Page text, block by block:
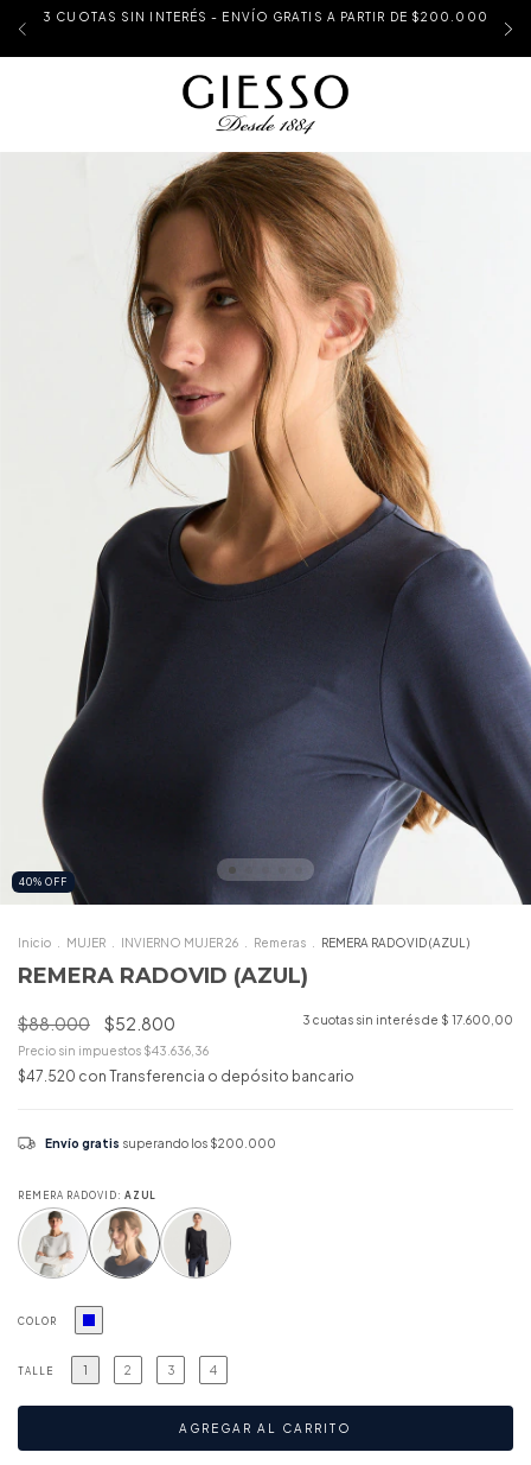
3 CUOTAS SIN INTERÉS - ENVÍO GRATIS A PARTIR DE $200.000
40% OFF
Inicio MUJER INVIERNO MUJER 26 Remeras REMERA RADOVID (AZUL)
REMERA RADOVID (AZUL)
$88.000 $52.800 3 cuotas sin interés de $ 17.600,00
Precio sin impuestos $43.636,36
$47.520 con Transferencia o depósito bancario
Envío gratis superando los $200.000
REMERA RADOVID: AZUL
COLOR
TALLE 1 2 3 4